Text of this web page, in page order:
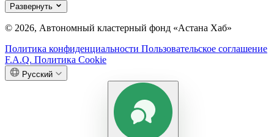
Развернуть
© 2026, Автономный кластерный фонд «Астана Хаб»
Политика конфиденциальности Пользовательское соглашение
F.A.Q. Политика Cookie
Русский